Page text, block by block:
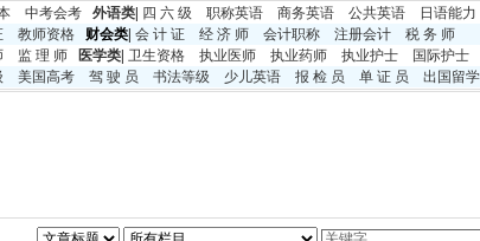
中考会考 外语类 四 六 级 职称英语 商务英语 公共英语
日语能力
教师资格 财会类| 会 计 证 经 济 师 会计职称 注册会计
税 务 师
监 理 师 医学类 卫生资格 执业医师 执业药师 执业护士
国际护士
美国高考 驾 驶 员 书法等级 少儿英语 报 检 员 单 证 员 出国留学